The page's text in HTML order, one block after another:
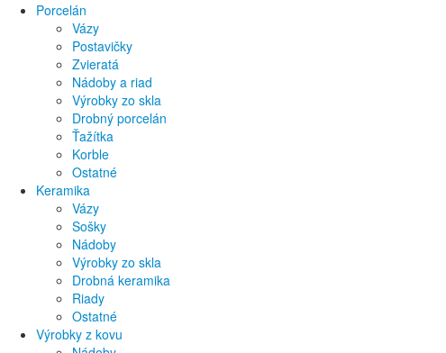
Porcelán
Vázy
Postavičky
Zvieratá
Nádoby a riad
Výrobky zo skla
Drobný porcelán
Ťažítka
Korble
Ostatné
Keramika
Vázy
Sošky
Nádoby
Výrobky zo skla
Drobná keramika
Riady
Ostatné
Výrobky z kovu